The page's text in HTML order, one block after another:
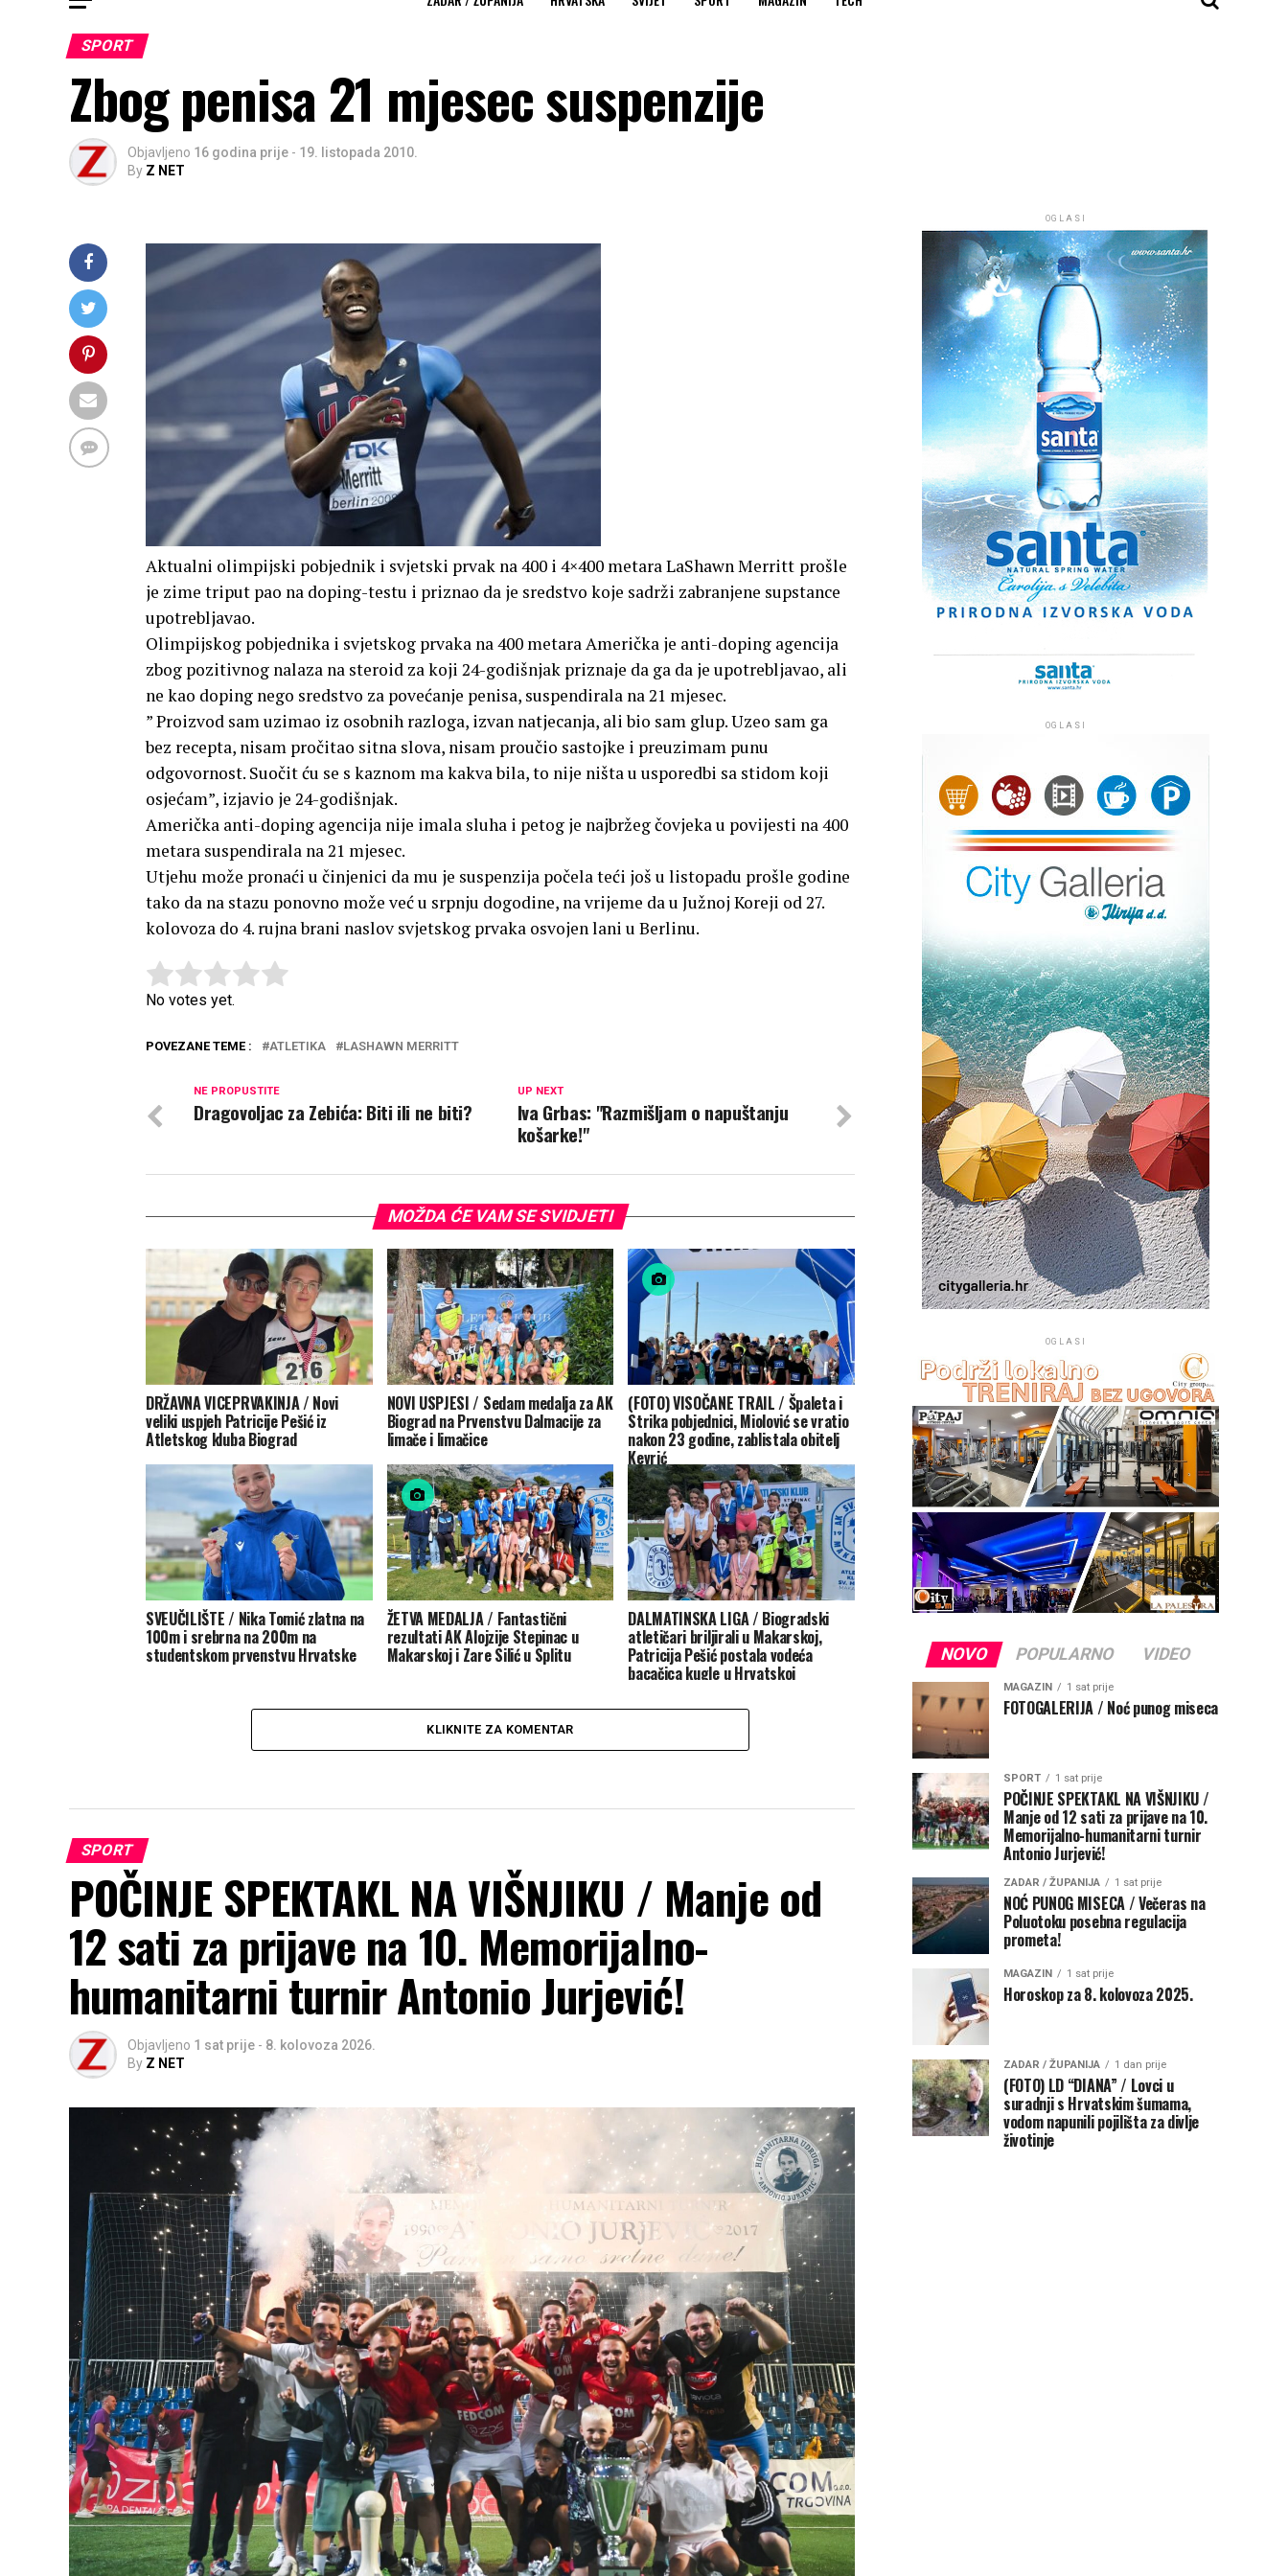
SPORT
Zbog penisa 21 mjesec suspenzije
Objavljeno 16 godina prije - 19. listopada 2010.
By Z NET
Aktualni olimpijski pobjednik i svjetski prvak na 400 i 4×400 metara LaShawn Merritt prošle
je zime triput pao na doping-testu i priznao da je sredstvo koje sadrži zabranjene supstance
upotrebljavao.
Olimpijskog pobjednika i svjetskog prvaka na 400 metara Američka je anti-doping agencija
zbog pozitivnog nalaza na steroid za koji 24-godišnjak priznaje da ga da je upotrebljavao, ali
ne kao doping nego sredstvo za povećanje penisa, suspendirala na 21 mjesec.
” Proizvod sam uzimao iz osobnih razloga, izvan natjecanja, ali bio sam glup. Uzeo sam ga
bez recepta, nisam pročitao sitna slova, nisam proučio sastojke i preuzimam punu
odgovornost. Suočit ću se s kaznom ma kakva bila, to nije ništa u usporedbi sa stidom koji
osjećam”, izjavio je 24-godišnjak.
Američka anti-doping agencija nije imala sluha i petog je najbržeg čovjeka u povijesti na 400
metara suspendirala na 21 mjesec.
Utjehu može pronaći u činjenici da mu je suspenzija počela teći još u listopadu prošle godine
tako da na stazu ponovno može već u srpnju dogodine, na vrijeme da u Južnoj Koreji od 27.
kolovoza do 4. rujna brani naslov svjetskog prvaka osvojen lani u Berlinu.
Rate this item:
No votes yet.
POVEZANE TEME : ATLETIKA LASHAWN MERRITT
UP NEXT
Iva Grbas: "Razmišljam o napuštanju
košarke!"
NE PROPUSTITE
Dragovoljac za Zebića: Biti ili ne biti?
MOŽDA ĆE VAM SE SVIDJETI
DRŽAVNA VICEPRVAKINJA / Novi
veliki uspjeh Patricije Pešić iz
Atletskog kluba Biograd
NOVI USPJESI / Sedam medalja za AK
Biograd na Prvenstvu Dalmacije za
limače i limačice
(FOTO) VISOČANE TRAIL / Špaleta i
Strika pobjednici, Miolović se vratio
nakon 23 godine, zablistala obitelj
Kevrić
SVEUČILIŠTE / Nika Tomić zlatna na
100m i srebrna na 200m na
studentskom prvenstvu Hrvatske
ŽETVA MEDALJA / Fantastični
rezultati AK Alojzije Stepinac u
Makarskoj i Zare Silić u Splitu
DALMATINSKA LIGA / Biogradski
atletičari briljirali u Makarskoj,
Patricija Pešić postala vodeća
bacačica kugle u Hrvatskoj
KLIKNITE ZA KOMENTAR
SPORT
POČINJE SPEKTAKL NA VIŠNJIKU / Manje od
12 sati za prijave na 10. Memorijalno-
humanitarni turnir Antonio Jurjević!
Objavljeno 1 sat prije - 8. kolovoza 2026.
By Z NET
OGLASI
OGLASI
OGLASI
NOVO POPULARNO VIDEO
MAGAZIN 1 sat prije
FOTOGALERIJA / Noć punog miseca
SPORT 1 sat prije
POČINJE SPEKTAKL NA VIŠNJIKU /
Manje od 12 sati za prijave na 10.
Memorijalno-humanitarni turnir
Antonio Jurjević!
ZADAR / ŽUPANIJA 1 sat prije
NOĆ PUNOG MISECA / Večeras na
Poluotoku posebna regulacija
prometa!
MAGAZIN 1 sat prije
Horoskop za 8. kolovoza 2025.
ZADAR / ŽUPANIJA 1 dan prije
(FOTO) LD “DIANA” / Lovci u
suradnji s Hrvatskim šumama,
vodom napunili pojilišta za divlje
životinje